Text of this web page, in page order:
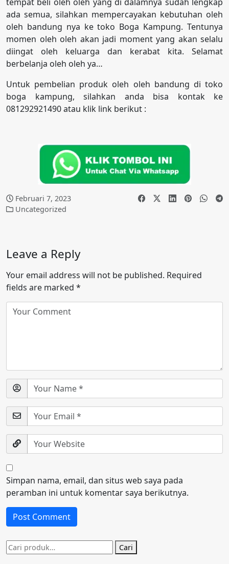
ada semua, silahkan mempercayakan kebutuhan oleh
oleh bandung nya ke toko Boga Kampung. Tentunya
momen oleh oleh akan jadi moment yang akan selalu
diingat oleh keluarga dan kerabat kita. Selamat
berbelanja oleh oleh ya…
Untuk pembelian produk oleh oleh bandung di toko
boga kampung, silahkan anda bisa kontak ke
081292921490 atau klik link berikut :
Februari 7, 2023
Uncategorized
Leave a Reply
Your email address will not be published. Required
fields are marked *
Simpan nama, email, dan situs web saya pada
peramban ini untuk komentar saya berikutnya.
Pencarian
untuk:
Cari